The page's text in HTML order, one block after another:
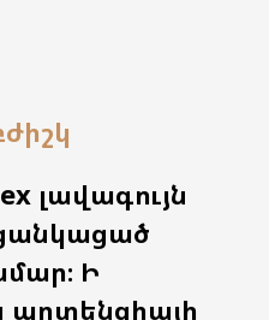
լավագույն
Ի
պոտենցիայի